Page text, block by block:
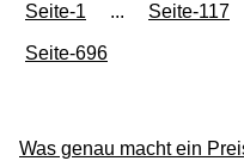
Seite-1 ... Seite-117
Seite-696
Was genau macht ein